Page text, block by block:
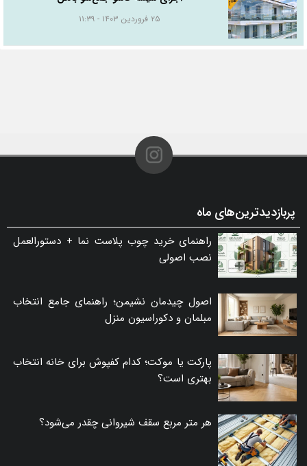
۲۵ فروردین ۱۴۰۳ - ۱۱:۳۹
پربازدیدترین‌های ماه
راهنمای خرید چوب پلاست نما + دستورالعمل
نصب اصولی
اصول چیدمان نشیمن؛ راهنمای جامع انتخاب
مبلمان و دکوراسیون منزل
پارکت یا موکت؛ کدام کفپوش برای خانه انتخاب
بهتری است؟
هر متر مربع سقف شیروانی چقدر می‌شود؟